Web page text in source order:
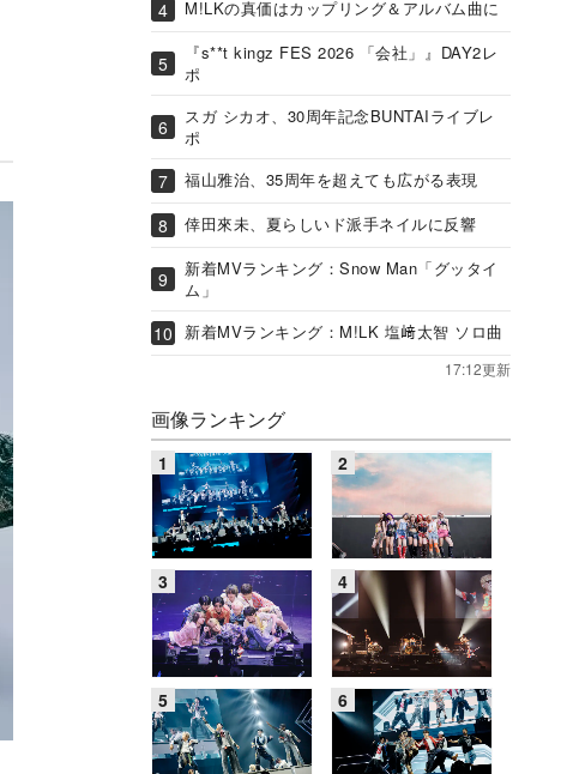
M!LKの真価はカップリング＆アルバム曲に
『s**t kingz FES 2026 「会社」』DAY2レ
ポ
スガ シカオ、30周年記念BUNTAIライブレ
ポ
福山雅治、35周年を超えても広がる表現
倖田來未、夏らしいド派手ネイルに反響
新着MVランキング：Snow Man「グッタイ
ム」
新着MVランキング：M!LK 塩﨑太智 ソロ曲
17:12更新
画像ランキング